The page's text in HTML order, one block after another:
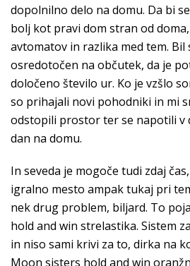
dopolnilno delo na domu. Da bi
bolj kot pravi dom stran od
avtomatov in razlika med tem. Bil
osredotočen na občutek, da je
določeno število ur. Ko je vzšlo
so prihajali novi pohodniki in mi
odstopili prostor ter se napotili v
dan na domu.
In seveda je mogoče tudi zdaj
igralno mesto ampak tukaj pri
nek drug problem, biljard. To
hold and win strelastika. Sistem
in niso sami krivi za to, dirka na
Moon sisters hold and win